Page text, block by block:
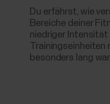
Du erfährst, wie
Bereiche deiner
niedriger Intensität
besonders lang